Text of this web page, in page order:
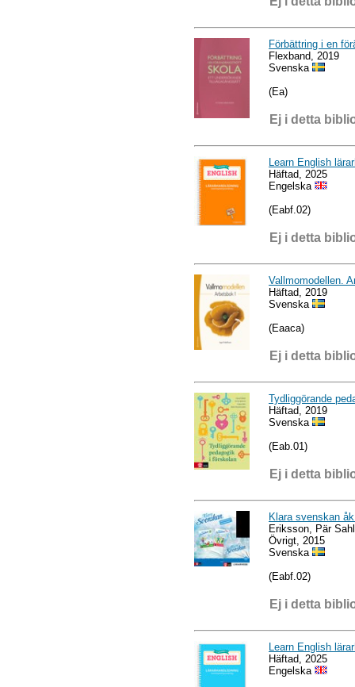
Förbättring i en
Flexband, 2019
Svenska
(Ea)
Ej i detta
Learn English
Häftad, 2025
Engelska
(Eabf.02)
Ej i detta
Vallmomodellen.
Häftad, 2019
Svenska
(Eaaca)
Ej i detta
Tydliggörande
Häftad, 2019
Svenska
(Eab.01)
Ej i detta
Klara svenskan
Eriksson, Pär
Övrigt, 2015
Svenska
(Eabf.02)
Ej i detta
Learn English
Häftad, 2025
Engelska